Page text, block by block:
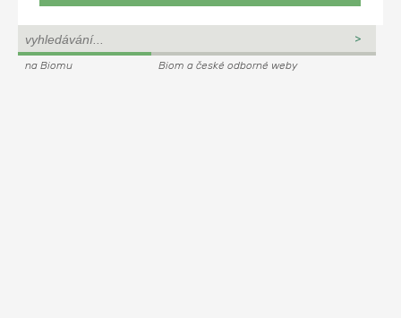
na Biomu Biom a české odborné weby